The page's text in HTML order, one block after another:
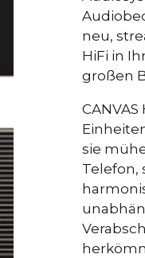
neu,
HiFi in
großen
sie
Telefon,